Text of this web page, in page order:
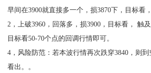
早间在3900就直接多一个，损3870下，目标看
2 ，上破3960，回落多，损3900，目标看， 触
目标看50-70个点的回调行情即可。
4，风险防范：若本波行情再次跌穿3840，则到
看出。。